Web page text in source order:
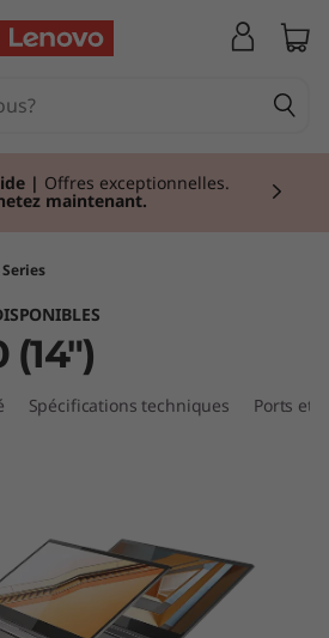
| Offres exceptionnelles.
maintenant.
(14")
Spécifications techniques Ports et